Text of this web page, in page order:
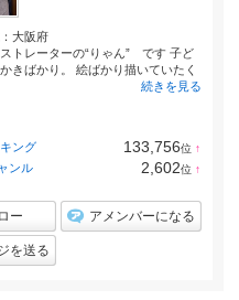
大阪府
トレーターの“りゃん” です 子ど
きばかり。 絵ばかり描いていたく
続きを見る
ング 133,756位 ↑
ン
ンル 2,602位 ↑
ー アメンバーになる
を送る